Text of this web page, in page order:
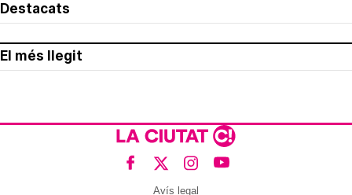
Destacats
El més llegit
Avís legal